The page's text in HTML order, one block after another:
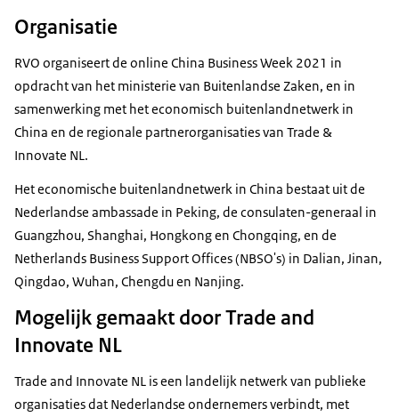
Organisatie
RVO organiseert de online China Business Week 2021 in
opdracht van het ministerie van Buitenlandse Zaken, en in
samenwerking met het economisch buitenlandnetwerk in
China en de regionale partnerorganisaties van Trade &
Innovate NL.
Het economische buitenlandnetwerk in China bestaat uit de
Nederlandse ambassade in Peking, de consulaten-generaal in
Guangzhou, Shanghai, Hongkong en Chongqing, en de
Netherlands Business Support Offices (NBSO's) in Dalian, Jinan,
Qingdao, Wuhan, Chengdu en Nanjing.
Mogelijk gemaakt door Trade and
Innovate NL
Trade and Innovate NL is een landelijk netwerk van publieke
organisaties dat Nederlandse ondernemers verbindt, met